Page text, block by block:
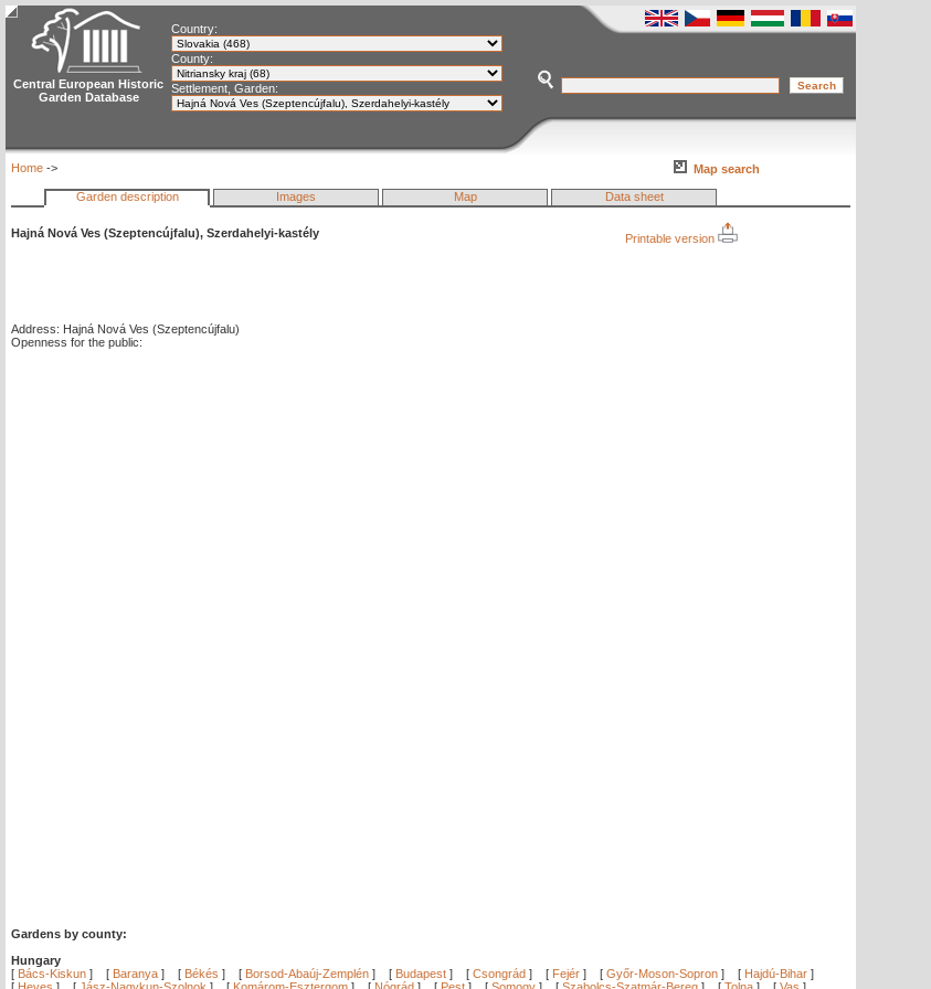
Central European Historic
Garden Database
Country:
County:
Settlement, Garden:
Home -> Map search
Garden description Images Map Data sheet
Hajná Nová Ves (Szeptencújfalu), Szerdahelyi-kastély Printable version
Address: Hajná Nová Ves (Szeptencújfalu)
Openness for the public:
Gardens by county:
Hungary
[ Bács-Kiskun ] [ Baranya ] [ Békés ] [ Borsod-Abaúj-Zemplén ] [ Budapest ] [ Csongrád ] [ Fejér ] [ Győr-Moson-Sopron ] [ Hajdú-Bihar ]